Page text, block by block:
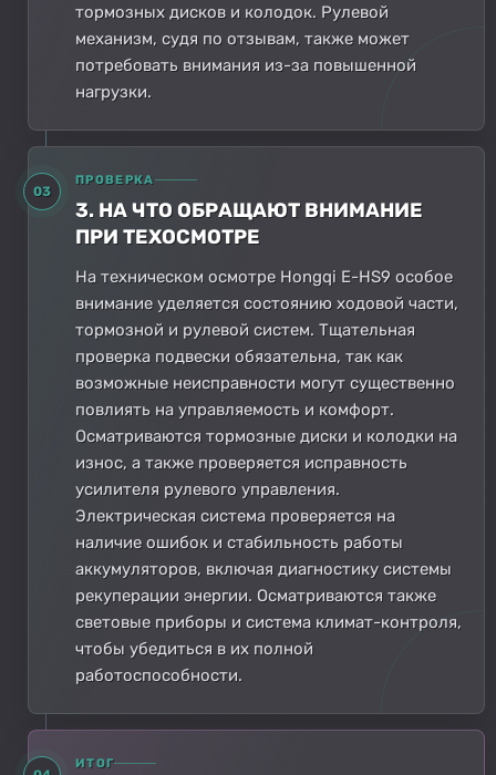
тормозных дисков и колодок. Рулевой
механизм, судя по отзывам, также может
потребовать внимания из-за повышенной
нагрузки.
03
ПРОВЕРКА
3. НА ЧТО ОБРАЩАЮТ ВНИМАНИЕ
ПРИ ТЕХОСМОТРЕ
На техническом осмотре Hongqi E-HS9 особое
внимание уделяется состоянию ходовой части,
тормозной и рулевой систем. Тщательная
проверка подвески обязательна, так как
возможные неисправности могут существенно
повлиять на управляемость и комфорт.
Осматриваются тормозные диски и колодки на
износ, а также проверяется исправность
усилителя рулевого управления.
Электрическая система проверяется на
наличие ошибок и стабильность работы
аккумуляторов, включая диагностику системы
рекуперации энергии. Осматриваются также
световые приборы и система климат-контроля,
чтобы убедиться в их полной
работоспособности.
ИТОГ